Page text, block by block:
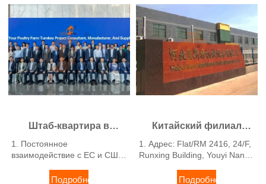
Штаб-квартира в
Гонконге предлагает
решения для
стандартам ЕС,
1. Постоянное
взаимодействие с ЕС и США
Китае, Нигерии, Эфиопии и
Подробнее
Китайский филиал
предлагает бизнес-
план птицефермы,
оборудования для
1. Адрес: Flat/RM 2416, 24/F,
Runxing Building, Youyi Nan
Hebei Province, China
Подробнее